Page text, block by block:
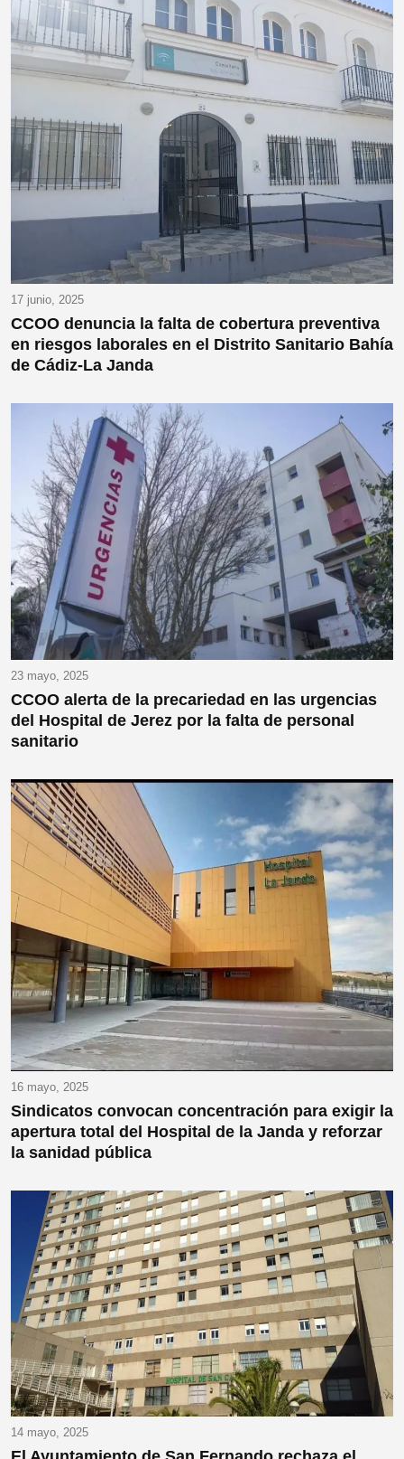
17 junio, 2025
CCOO denuncia la falta de cobertura preventiva
en riesgos laborales en el Distrito Sanitario Bahía
de Cádiz-La Janda
23 mayo, 2025
CCOO alerta de la precariedad en las urgencias
del Hospital de Jerez por la falta de personal
sanitario
16 mayo, 2025
Sindicatos convocan concentración para exigir la
apertura total del Hospital de la Janda y reforzar
la sanidad pública
14 mayo, 2025